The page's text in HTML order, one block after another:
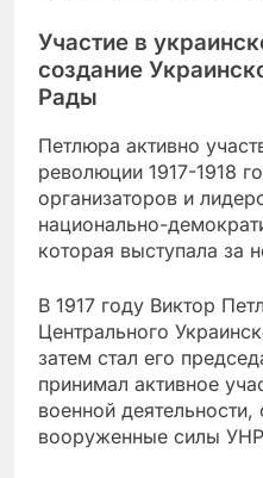
Участие в
создание
Рады
Петлюра активно
революции 1917-1918
организаторов и
национально-
которая выступала за
В 1917 году Виктор
Центрального
затем стал его
принимал активное
военной деятельности,
вооруженные силы